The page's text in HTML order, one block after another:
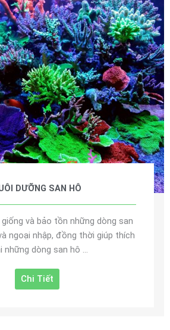
DƯỠNG SAN HÔ
và bảo tồn những dòng san
ngoại nhập, đồng thời giúp thích
những dòng san hô ...
Chi Tiết